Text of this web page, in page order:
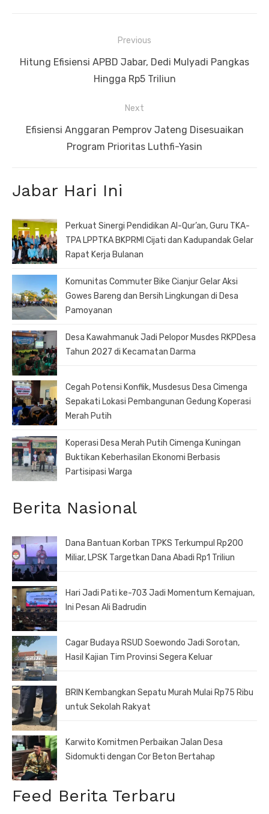
pos
Previous
Previous
Hitung Efisiensi APBD Jabar, Dedi Mulyadi Pangkas
Hingga Rp5 Triliun
Next
Next
Efisiensi Anggaran Pemprov Jateng Disesuaikan
Program Prioritas Luthfi-Yasin
Jabar Hari Ini
Perkuat Sinergi Pendidikan Al-Qur’an, Guru TKA-
TPA LPPTKA BKPRMI Cijati dan Kadupandak Gelar
Rapat Kerja Bulanan
Komunitas Commuter Bike Cianjur Gelar Aksi
Gowes Bareng dan Bersih Lingkungan di Desa
Pamoyanan
Desa Kawahmanuk Jadi Pelopor Musdes RKPDesa
Tahun 2027 di Kecamatan Darma
Cegah Potensi Konflik, Musdesus Desa Cimenga
Sepakati Lokasi Pembangunan Gedung Koperasi
Merah Putih
Koperasi Desa Merah Putih Cimenga Kuningan
Buktikan Keberhasilan Ekonomi Berbasis
Partisipasi Warga
Berita Nasional
Dana Bantuan Korban TPKS Terkumpul Rp200
Miliar, LPSK Targetkan Dana Abadi Rp1 Triliun
Hari Jadi Pati ke-703 Jadi Momentum Kemajuan,
Ini Pesan Ali Badrudin
Cagar Budaya RSUD Soewondo Jadi Sorotan,
Hasil Kajian Tim Provinsi Segera Keluar
BRIN Kembangkan Sepatu Murah Mulai Rp75 Ribu
untuk Sekolah Rakyat
Karwito Komitmen Perbaikan Jalan Desa
Sidomukti dengan Cor Beton Bertahap
Feed Berita Terbaru